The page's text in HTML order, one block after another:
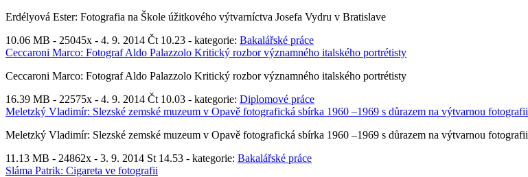
Erdélyová Ester: Fotografia na Škole úžitkového výtvarníctva Josefa Vydru v Bratislave
10.06 MB - 25045x - 4. 9. 2014 Čt 10.23 - kategorie: Bakalářské práce
Ceccaroni Marco: Fotograf Aldo Palazzolo Kritický rozbor významného italského portrétisty
Ceccaroni Marco: Fotograf Aldo Palazzolo Kritický rozbor významného italského portrétisty
16.39 MB - 22575x - 4. 9. 2014 Čt 10.03 - kategorie: Diplomové práce
Meletzký Vladimír: Slezské zemské muzeum v Opavě fotografická sbírka 1960 –1969 s důrazem na výtvarnou fotografii
Meletzký Vladimír: Slezské zemské muzeum v Opavě fotografická sbírka 1960 –1969 s důrazem na výtvarnou fotografii
11.13 MB - 24862x - 3. 9. 2014 St 14.53 - kategorie: Bakalářské práce
Sláma Patrik: Cigareta ve fotografii